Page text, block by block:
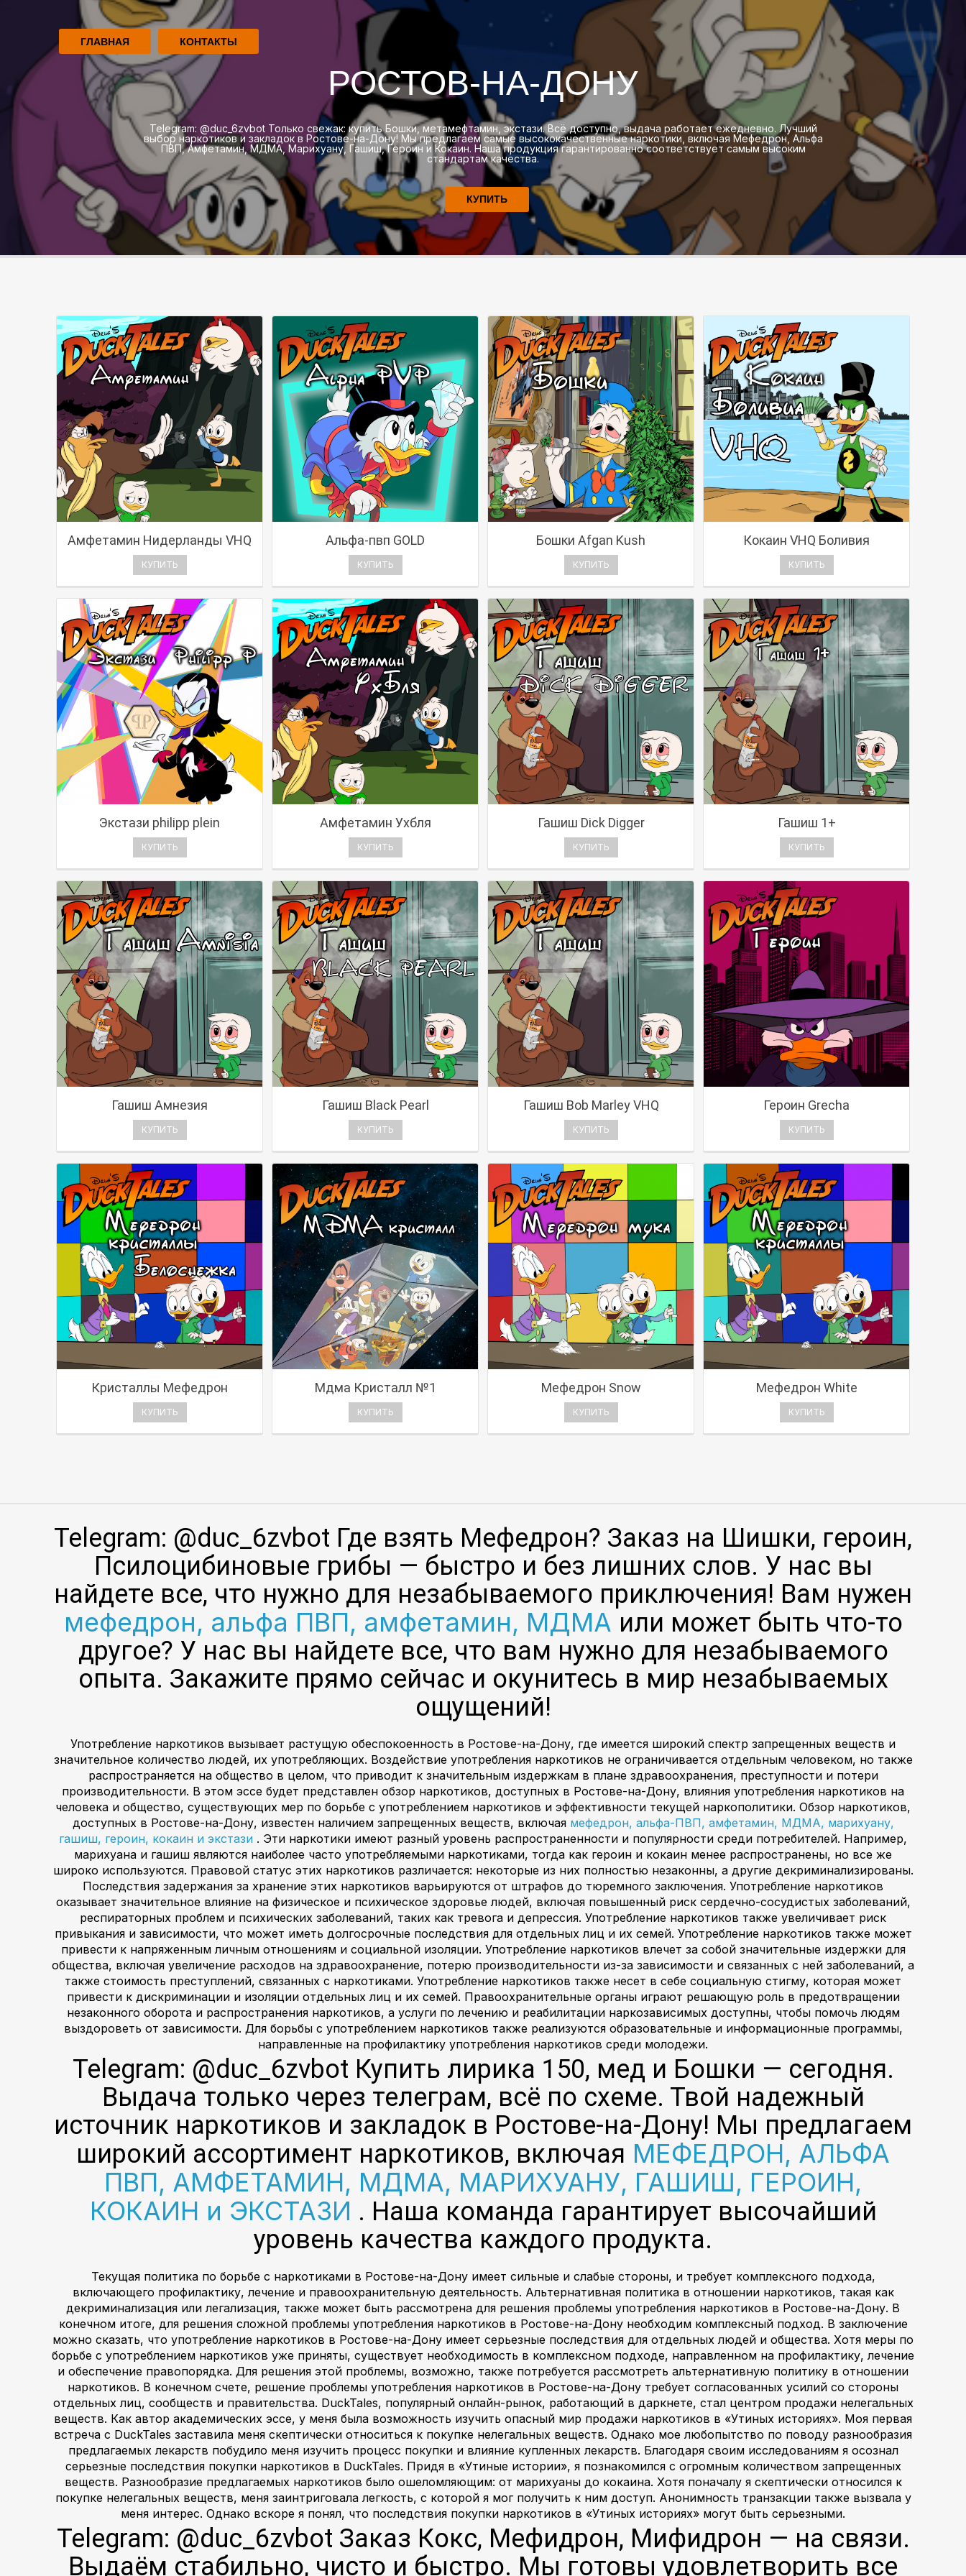
ГЛАВНАЯ КОНТАКТЫ
РОСТОВ-НА-ДОНУ
Telegram: @duc_6zvbot Только свежак: купить Бошки, метамефтамин, экстази. Всё доступно, выдача работает ежедневно. Лучший
выбор наркотиков и закладок в Ростове-на-Дону! Мы предлагаем самые высококачественные наркотики, включая Мефедрон, Альфа
ПВП, Амфетамин, МДМА, Марихуану, Гашиш, Героин и Кокаин. Наша продукция гарантированно соответствует самым высоким
стандартам качества.
КУПИТЬ
Амфетамин Нидерланды VHQ
КУПИТЬ
Альфа-пвп GOLD
КУПИТЬ
Бошки Afgan Kush
КУПИТЬ
Кокаин VHQ Боливия
КУПИТЬ
Экстази philipp plein
КУПИТЬ
Амфетамин Ухбля
КУПИТЬ
Гашиш Dick Digger
КУПИТЬ
Гашиш 1+
КУПИТЬ
Гашиш Амнезия
КУПИТЬ
Гашиш Black Pearl
КУПИТЬ
Гашиш Bob Marley VHQ
КУПИТЬ
Героин Grecha
КУПИТЬ
Кристаллы Мефедрон
КУПИТЬ
Мдма Кристалл №1
КУПИТЬ
Мефедрон Snow
КУПИТЬ
Мефедрон White
КУПИТЬ
Telegram: @duc_6zvbot Где взять Мефедрон? Заказ на Шишки, героин,
Псилоцибиновые грибы — быстро и без лишних слов. У нас вы
найдете все, что нужно для незабываемого приключения! Вам нужен
мефедрон, альфа ПВП, амфетамин, МДМА или может быть что-то
другое? У нас вы найдете все, что вам нужно для незабываемого
опыта. Закажите прямо сейчас и окунитесь в мир незабываемых
ощущений!
Употребление наркотиков вызывает растущую обеспокоенность в Ростове-на-Дону, где имеется широкий спектр запрещенных веществ и
значительное количество людей, их употребляющих. Воздействие употребления наркотиков не ограничивается отдельным человеком, но также
распространяется на общество в целом, что приводит к значительным издержкам в плане здравоохранения, преступности и потери
производительности. В этом эссе будет представлен обзор наркотиков, доступных в Ростове-на-Дону, влияния употребления наркотиков на
человека и общество, существующих мер по борьбе с употреблением наркотиков и эффективности текущей наркополитики. Обзор наркотиков,
доступных в Ростове-на-Дону, известен наличием запрещенных веществ, включая мефедрон, альфа-ПВП, амфетамин, МДМА, марихуану,
гашиш, героин, кокаин и экстази . Эти наркотики имеют разный уровень распространенности и популярности среди потребителей. Например,
марихуана и гашиш являются наиболее часто употребляемыми наркотиками, тогда как героин и кокаин менее распространены, но все же
широко используются. Правовой статус этих наркотиков различается: некоторые из них полностью незаконны, а другие декриминализированы.
Последствия задержания за хранение этих наркотиков варьируются от штрафов до тюремного заключения. Употребление наркотиков
оказывает значительное влияние на физическое и психическое здоровье людей, включая повышенный риск сердечно-сосудистых заболеваний,
респираторных проблем и психических заболеваний, таких как тревога и депрессия. Употребление наркотиков также увеличивает риск
привыкания и зависимости, что может иметь долгосрочные последствия для отдельных лиц и их семей. Употребление наркотиков также может
привести к напряженным личным отношениям и социальной изоляции. Употребление наркотиков влечет за собой значительные издержки для
общества, включая увеличение расходов на здравоохранение, потерю производительности из-за зависимости и связанных с ней заболеваний, а
также стоимость преступлений, связанных с наркотиками. Употребление наркотиков также несет в себе социальную стигму, которая может
привести к дискриминации и изоляции отдельных лиц и их семей. Правоохранительные органы играют решающую роль в предотвращении
незаконного оборота и распространения наркотиков, а услуги по лечению и реабилитации наркозависимых доступны, чтобы помочь людям
выздороветь от зависимости. Для борьбы с употреблением наркотиков также реализуются образовательные и информационные программы,
направленные на профилактику употребления наркотиков среди молодежи.
Telegram: @duc_6zvbot Купить лирика 150, мед и Бошки — сегодня.
Выдача только через телеграм, всё по схеме. Твой надежный
источник наркотиков и закладок в Ростове-на-Дону! Мы предлагаем
широкий ассортимент наркотиков, включая МЕФЕДРОН, АЛЬФА
ПВП, АМФЕТАМИН, МДМА, МАРИХУАНУ, ГАШИШ, ГЕРОИН,
КОКАИН и ЭКСТАЗИ . Наша команда гарантирует высочайший
уровень качества каждого продукта.
Текущая политика по борьбе с наркотиками в Ростове-на-Дону имеет сильные и слабые стороны, и требует комплексного подхода,
включающего профилактику, лечение и правоохранительную деятельность. Альтернативная политика в отношении наркотиков, такая как
декриминализация или легализация, также может быть рассмотрена для решения проблемы употребления наркотиков в Ростове-на-Дону. В
конечном итоге, для решения сложной проблемы употребления наркотиков в Ростове-на-Дону необходим комплексный подход. В заключение
можно сказать, что употребление наркотиков в Ростове-на-Дону имеет серьезные последствия для отдельных людей и общества. Хотя меры по
борьбе с употреблением наркотиков уже приняты, существует необходимость в комплексном подходе, направленном на профилактику, лечение
и обеспечение правопорядка. Для решения этой проблемы, возможно, также потребуется рассмотреть альтернативную политику в отношении
наркотиков. В конечном счете, решение проблемы употребления наркотиков в Ростове-на-Дону требует согласованных усилий со стороны
отдельных лиц, сообществ и правительства. DuckTales, популярный онлайн-рынок, работающий в даркнете, стал центром продажи нелегальных
веществ. Как автор академических эссе, у меня была возможность изучить опасный мир продажи наркотиков в «Утиных историях». Моя первая
встреча с DuckTales заставила меня скептически относиться к покупке нелегальных веществ. Однако мое любопытство по поводу разнообразия
предлагаемых лекарств побудило меня изучить процесс покупки и влияние купленных лекарств. Благодаря своим исследованиям я осознал
серьезные последствия покупки наркотиков в DuckTales. Придя в «Утиные истории», я познакомился с огромным количеством запрещенных
веществ. Разнообразие предлагаемых наркотиков было ошеломляющим: от марихуаны до кокаина. Хотя поначалу я скептически относился к
покупке нелегальных веществ, меня заинтриговала легкость, с которой я мог получить к ним доступ. Анонимность транзакции также вызвала у
меня интерес. Однако вскоре я понял, что последствия покупки наркотиков в «Утиных историях» могут быть серьезными.
Telegram: @duc_6zvbot Заказ Кокс, Мефидрон, Мифидрон — на связи.
Выдаём стабильно, чисто и быстро. Мы готовы удовлетворить все